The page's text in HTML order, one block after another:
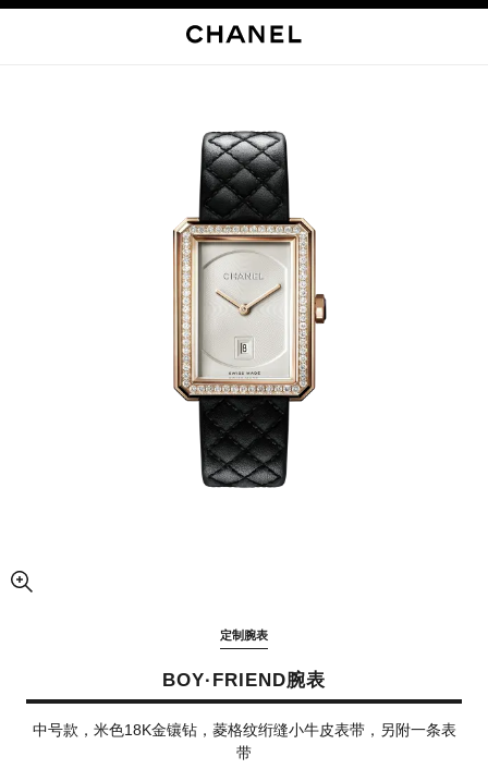
放大视图
定制腕表
BOY·FRIEND腕表
中号款，米色18K金镶钻，菱格纹绗缝小牛皮表带，另附一条表
带